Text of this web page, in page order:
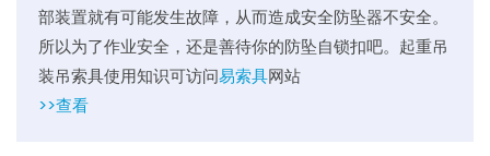
部装置就有可能发生故障，从而造成安全防坠器不安全。
所以为了作业安全，还是善待你的防坠自锁扣吧。起重吊
装吊索具使用知识可访问易索具网站
>>查看